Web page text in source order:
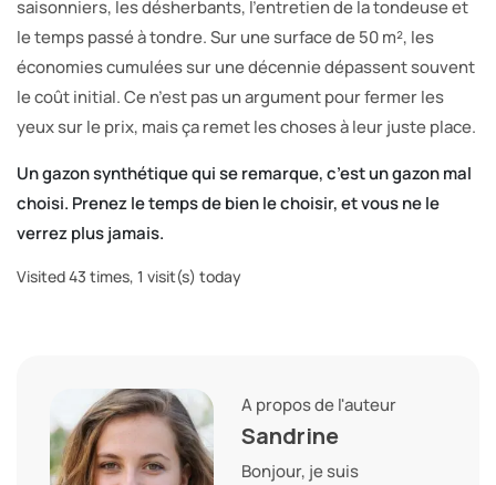
saisonniers, les désherbants, l’entretien de la tondeuse et
le temps passé à tondre. Sur une surface de 50 m², les
économies cumulées sur une décennie dépassent souvent
le coût initial. Ce n’est pas un argument pour fermer les
yeux sur le prix, mais ça remet les choses à leur juste place.
Un gazon synthétique qui se remarque, c’est un gazon mal
choisi. Prenez le temps de bien le choisir, et vous ne le
verrez plus jamais.
Visited 43 times, 1 visit(s) today
A propos de l'auteur
Sandrine
Bonjour, je suis